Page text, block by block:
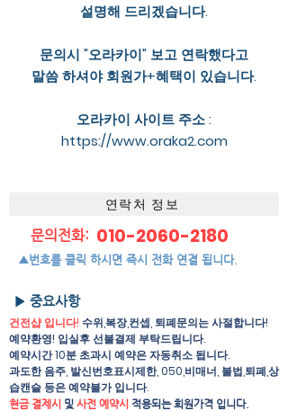
설명해 드리겠습니다.
문의시 "오라카이" 보고 연락했다고
말씀 하셔야 회원가+혜택이 있습니다.
오라카이 사이트 주소 :
https://www.oraka2.com
연락처 정보
문의전화: 010-2060-2180
▲번호를 클릭 하시면 즉시 전화 연결 됩니다.
▶ 중요사항
건전샵 입니다! 수위,복장,컨셉, 퇴폐문의는 사절합니다!
예약환영! 입실후 선불결제 부탁드립니다.
예약시간 10분 초과시 예약은 자동취소 됩니다.
과도한 음주, 발신번호표시제한, 050,비매너, 불법,퇴폐,상
습캔슬 등은 예약불가 입니다.
현금 결제시 및 사전 예약시 적용되는 회원가격 입니다.